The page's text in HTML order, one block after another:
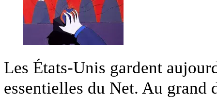
Les États-Unis gardent
essentielles du Net. Au grand